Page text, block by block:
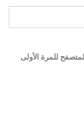
للمرة الأولى